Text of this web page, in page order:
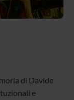
di Davide
e